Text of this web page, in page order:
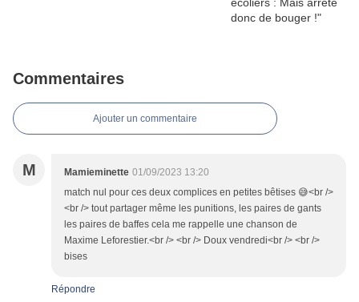
Commentaires
Ajouter un commentaire
M Mamieminette 01/09/2023 13:20
match nul pour ces deux complices en petites bêtises 😅<br />
<br /> tout partager même les punitions, les paires de gants
les paires de baffes cela me rappelle une chanson de
Maxime Leforestier.<br /> <br /> Doux vendredi<br /> <br />
bises
Répondre